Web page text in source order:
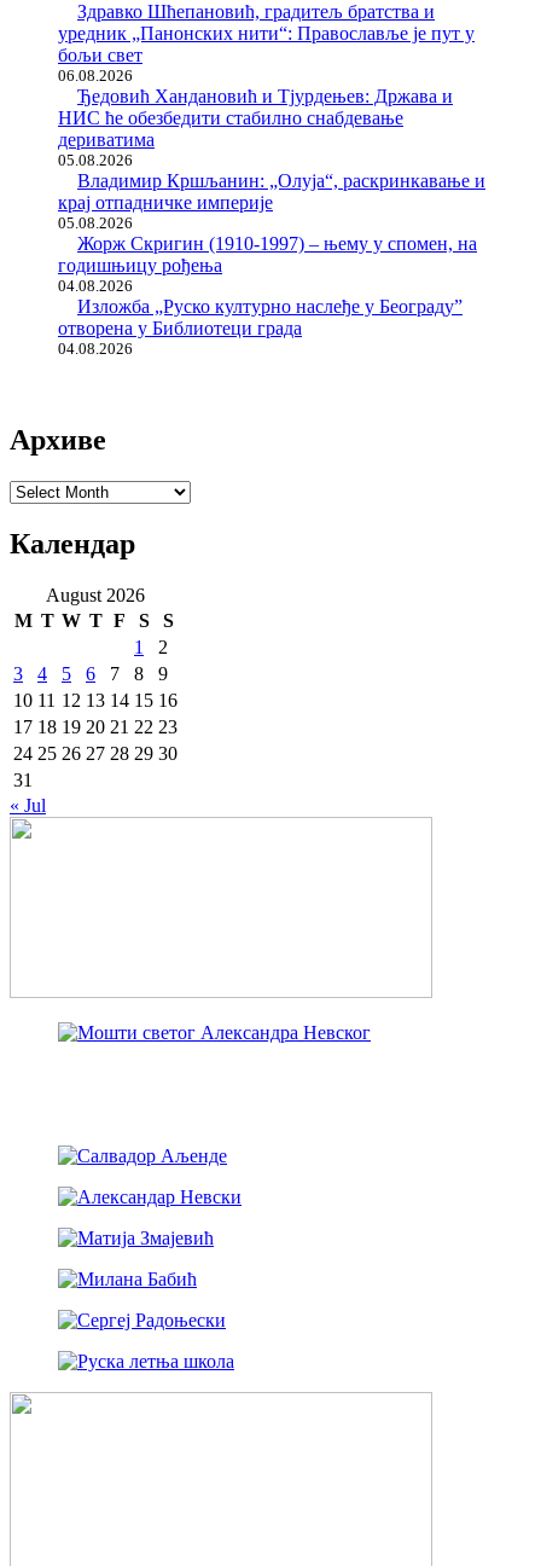
Здравко Шћепановић, градитељ братства и
уредник „Панонских нити“: Православље је пут у
бољи свет
06.08.2026
Ђедовић Хандановић и Тјурдењев: Држава и
НИС ће обезбедити стабилно снабдевање
дериватима
05.08.2026
Владимир Кршљанин: „Олуја“, раскринкавање и
крај отпадничке империје
05.08.2026
Жорж Скригин (1910-1997) – њему у спомен, на
годишњицу рођења
04.08.2026
Изложба „Руско културно наслеђе у Београду”
отворена у Библиотеци града
04.08.2026
Архиве
Архиве
Календар
August 2026
M T W T F S
S
1
2
3
4 5 6 7 8
9
10 11 12 13 14 15 16
17 18 19 20 21 22 23
24 25 26 27 28 29 30
31
« Jul